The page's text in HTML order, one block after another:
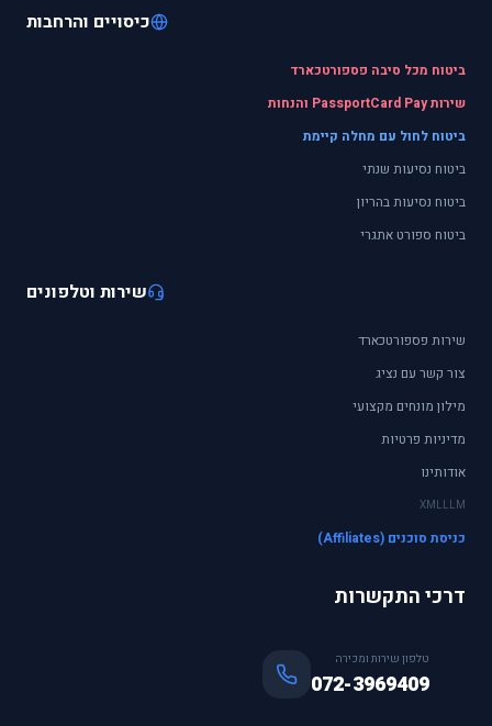
כיסויים והרחבות
ביטוח מכל סיבה פספורטכארד
שירות PassportCard Pay והנחות
ביטוח לחול עם מחלה קיימת
ביטוח נסיעות שנתי
ביטוח נסיעות בהריון
ביטוח ספורט אתגרי
שירות וטלפונים
שירות פספורטכארד
צור קשר עם נציג
מילון מונחים מקצועי
מדיניות פרטיות
אודותינו
LLM
XML
כניסת סוכנים (Affiliates)
דרכי התקשרות
טלפון שירות ומכירה
072-3969409